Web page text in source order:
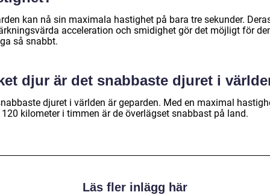
kan nå sin maximala hastighet på bara tre sekunder.
acceleration och smidighet gör det möjligt för
så snabbt.
djur är det snabbaste djuret i
djuret i världen är geparden. Med en maximal
kilometer i timmen är de överlägset snabbast på land.
Läs fler inlägg här